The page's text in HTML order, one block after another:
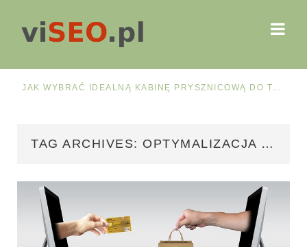
JAK WYBRAĆ IDEALNĄ KABINĘ PRYSZNICOWĄ DO TWOJEJ ŁAZIENKI? PRZEWODNIK PO RODZAJACH, MATERIAŁACH I FUNKCJONALNOŚCI
TAG ARCHIVES: OPTYMALIZACJA SKLEPU PRESTASHOP